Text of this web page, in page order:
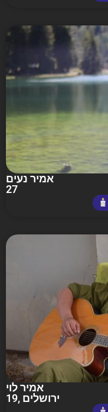
אמיר נעים
27
אמיר לוי
19 , ירושלים